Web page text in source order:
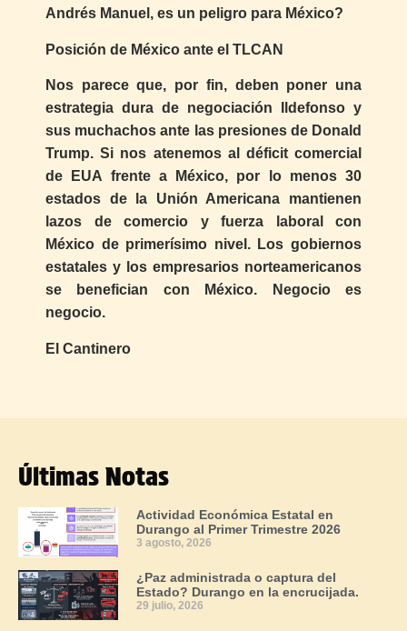
Andrés Manuel, es un peligro para México?
Posición de México ante el TLCAN
Nos parece que, por fin, deben poner una
estrategia dura de negociación Ildefonso y
sus muchachos ante las presiones de Donald
Trump. Si nos atenemos al déficit comercial
de EUA frente a México, por lo menos 30
estados de la Unión Americana mantienen
lazos de comercio y fuerza laboral con
México de primerísimo nivel. Los gobiernos
estatales y los empresarios norteamericanos
se benefician con México. Negocio es
negocio.
El Cantinero
Últimas Notas
Actividad Económica Estatal en
Durango al Primer Trimestre 2026
3 agosto, 2026
¿Paz administrada o captura del
Estado? Durango en la encrucijada.
29 julio, 2026